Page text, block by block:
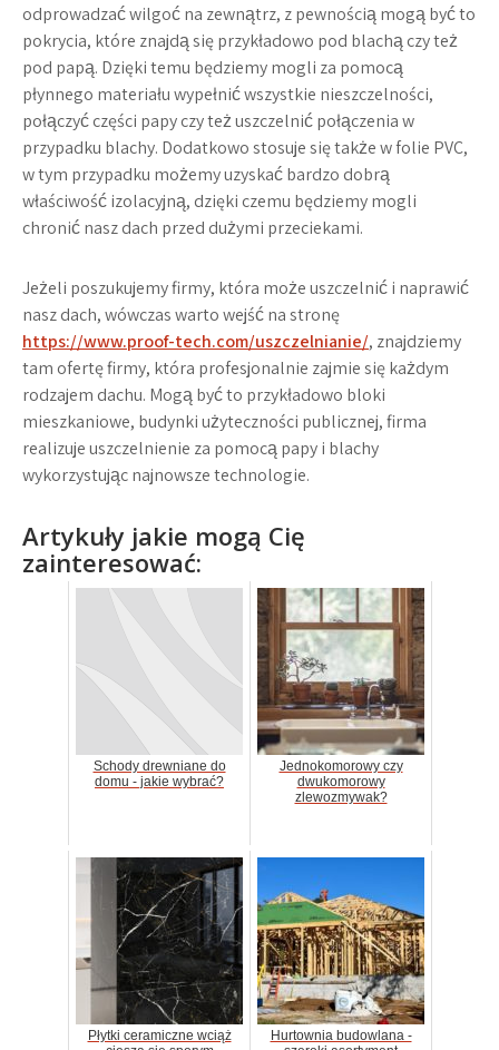
odprowadzać wilgoć na zewnątrz, z pewnością mogą być to
pokrycia, które znajdą się przykładowo pod blachą czy też
pod papą. Dzięki temu będziemy mogli za pomocą
płynnego materiału wypełnić wszystkie nieszczelności,
połączyć części papy czy też uszczelnić połączenia w
przypadku blachy. Dodatkowo stosuje się także w folie PVC,
w tym przypadku możemy uzyskać bardzo dobrą
właściwość izolacyjną, dzięki czemu będziemy mogli
chronić nasz dach przed dużymi przeciekami.
Jeżeli poszukujemy firmy, która może uszczelnić i naprawić
nasz dach, wówczas warto wejść na stronę
https://www.proof-tech.com/uszczelnianie/, znajdziemy
tam ofertę firmy, która profesjonalnie zajmie się każdym
rodzajem dachu. Mogą być to przykładowo bloki
mieszkaniowe, budynki użyteczności publicznej, firma
realizuje uszczelnienie za pomocą papy i blachy
wykorzystując najnowsze technologie.
Artykuły jakie mogą Cię
zainteresować:
Schody drewniane do
domu - jakie wybrać?
Jednokomorowy czy
dwukomorowy
zlewozmywak?
Płytki ceramiczne wciąż
Hurtownia budowlana -